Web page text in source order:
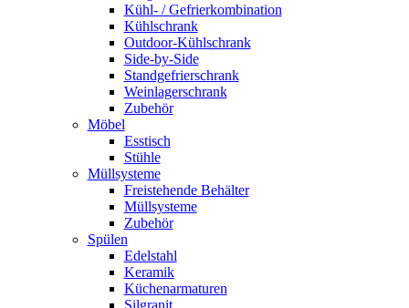
Kühl- / Gefrierkombination
Kühlschrank
Outdoor-Kühlschrank
Side-by-Side
Standgefrierschrank
Weinlagerschrank
Zubehör
Möbel
Esstisch
Stühle
Müllsysteme
Freistehende Behälter
Müllsysteme
Zubehör
Spülen
Edelstahl
Keramik
Küchenarmaturen
Silgranit